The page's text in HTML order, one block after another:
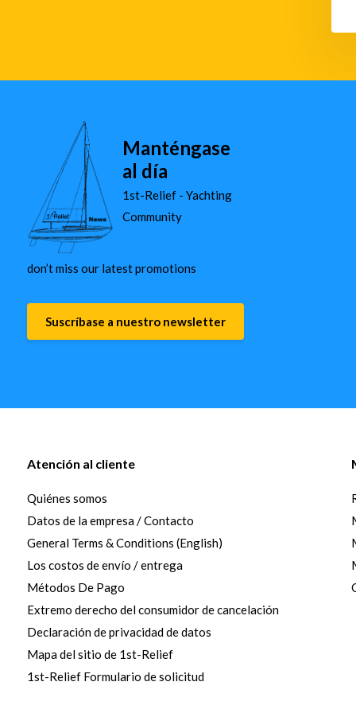
Manténgase
al día
1st-Relief - Yachting
Community
don’t miss our latest promotions
Suscríbase a nuestro newsletter
Atención al cliente
Quiénes somos
Datos de la empresa / Contacto
General Terms & Conditions (English)
Los costos de envío / entrega
Métodos De Pago
Extremo derecho del consumidor de cancelación
Declaración de privacidad de datos
Mapa del sitio de 1st-Relief
1st-Relief Formulario de solicitud